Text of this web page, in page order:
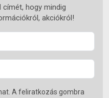
címét, hogy mindig
akciókról!
A feliratkozás gombra